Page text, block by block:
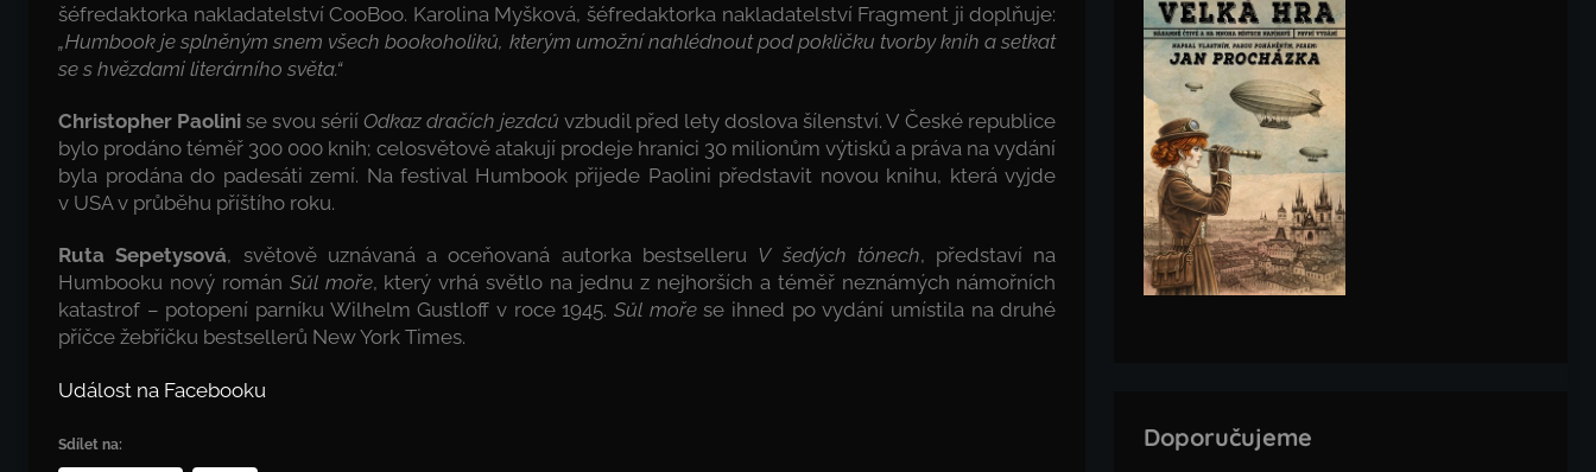
šéfredaktorka nakladatelství CooBoo. Karolina Myšková, šéfredaktorka nakladatelství Fragment ji doplňuje:
„Humbook je splněným snem všech bookoholiků, kterým umožní nahlédnout pod pokličku tvorby knih a setkat
se s hvězdami literárního světa.“
Christopher Paolini se svou sérií Odkaz dračích jezdců vzbudil před lety doslova šílenství. V České republice
bylo prodáno téměř 300 000 knih; celosvětově atakují prodeje hranici 30 milionům výtisků a práva na vydání
byla prodána do padesáti zemí. Na festival Humbook přijede Paolini představit novou knihu, která vyjde
v USA v průběhu příštího roku.
Ruta Sepetysová, světově uznávaná a oceňovaná autorka bestselleru V šedých tónech, představí na
Humbooku nový román Sůl moře, který vrhá světlo na jednu z nejhorších a téměř neznámých námořních
katastrof – potopení parníku Wilhelm Gustloff v roce 1945.Sůl mořese ihned po vydání umístila na druhé
příčce žebříčku bestsellerů New York Times.
Událost na Facebooku
Sdílet na: Doporučujeme